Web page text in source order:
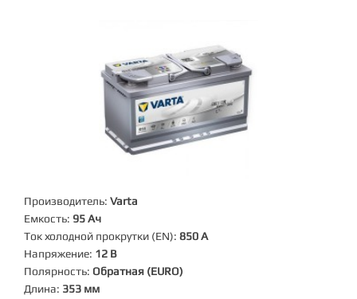
Производитель: Varta
Емкость: 95 Ач
Ток холодной прокрутки (EN): 850 А
Напряжение: 12 В
Полярность: Обратная (EURO)
Длина: 353 мм